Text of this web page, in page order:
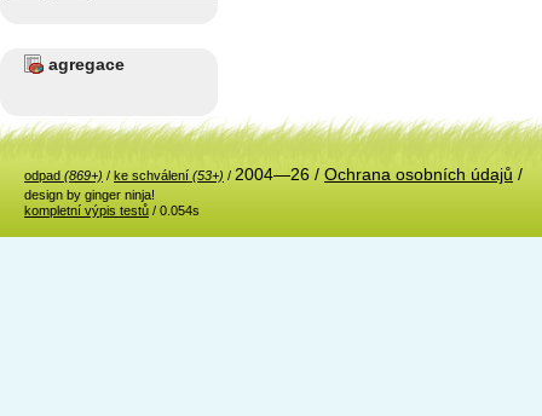
agregace
odpad (869+) / ke schválení (53+) / 2004—26 / Ochrana osobních údajů /
design by ginger ninja!
kompletní výpis testů / 0.054s